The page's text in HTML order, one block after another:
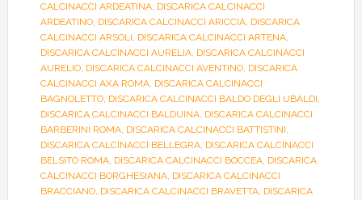
CALCINACCI ARDEATINA, DISCARICA CALCINACCI
ARDEATINO, DISCARICA CALCINACCI ARICCIA, DISCARICA
CALCINACCI ARSOLI, DISCARICA CALCINACCI ARTENA,
DISCARICA CALCINACCI AURELIA, DISCARICA CALCINACCI
AURELIO, DISCARICA CALCINACCI AVENTINO, DISCARICA
CALCINACCI AXA ROMA, DISCARICA CALCINACCI
BAGNOLETTO, DISCARICA CALCINACCI BALDO DEGLI UBALDI,
DISCARICA CALCINACCI BALDUINA, DISCARICA CALCINACCI
BARBERINI ROMA, DISCARICA CALCINACCI BATTISTINI,
DISCARICA CALCINACCI BELLEGRA, DISCARICA CALCINACCI
BELSITO ROMA, DISCARICA CALCINACCI BOCCEA, DISCARICA
CALCINACCI BORGHESIANA, DISCARICA CALCINACCI
BRACCIANO, DISCARICA CALCINACCI BRAVETTA, DISCARICA